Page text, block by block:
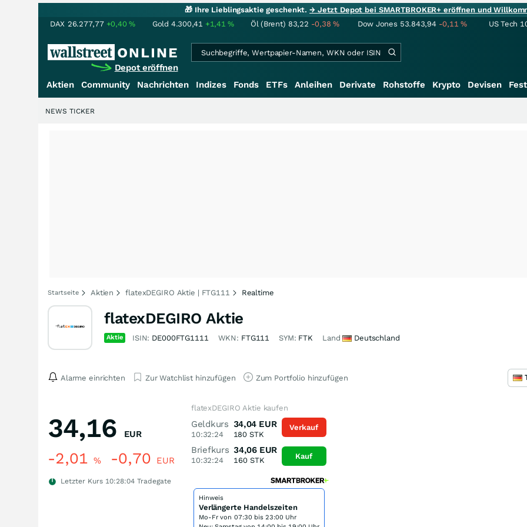
🎁 Ihre Lieblingsaktie geschenkt.→ Jetzt Depot bei SMARTBROKER+ eröffnen und
DAX 26.277,77 +0,40% Gold 4.300,41 +1,41% Öl (Brent) 83,22 -0,38% Dow Jones 53.843,94 -0,11% US Tech
Depot eröffnen
Aktien Community Nachrichten Indizes Fonds ETFs Anleihen Derivate Rohstoffe Krypto Devisen
NEWS TICKER
Startseite Aktien flatexDEGIRO Aktie | FTG111 Realtime
flatexDEGIRO Aktie
Aktie ISIN: DE000FTG1111 WKN: FTG111 SYM: FTK Land Deutschland
Alarme einrichten Zur Watchlist hinzufügen Zum Portfolio hinzufügen
34,16 EUR
-2,01 % -0,70 EUR
Letzter Kurs 10:28:04 Tradegate
flatexDEGIRO Aktie kaufen
Geldkurs
10:32:24
34,04 EUR
180 STK
Briefkurs
10:32:24
34,06 EUR
160STK
Verkauf
Kauf
Hinweis
Verlängerte Handelszeiten
Mo-Fr von 07:30 bis 23:00 Uhr